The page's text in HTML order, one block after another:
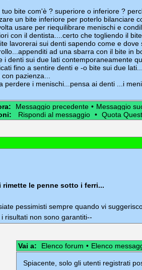
tuo bite com'è ? superiore o inferiore ?
un bite inferiore per poterlo bilanciare
usare per riequilibrare menischi e
con il dentista....certo che togliendo il
lavorerai sui denti sapendo come e
ad una sbarra con il bite in
i denti sui due lati contemporaneamente
fino a sentire denti e -o bite sui due
con pazienza...
perdere i menischi...pensa ai denti ...i
Messaggio precedente • Messaggio
Rispondi al messaggio • Quota
rimette le penne sotto i ferri...
pessimisti sempre quando vi
risultati non sono garantiti--
Vai a: Elenco forum • Elenco
Spiacente, solo gli utenti registrati